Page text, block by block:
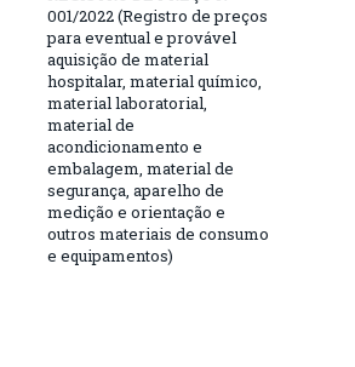
001/2022 (Registro de preços
para eventual e provável
aquisição de material
hospitalar, material químico,
material laboratorial,
material de
acondicionamento e
embalagem, material de
segurança, aparelho de
medição e orientação e
outros materiais de consumo
e equipamentos)